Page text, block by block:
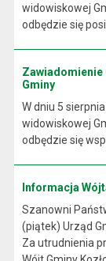
widowiskowej
odbędzie się
Zawiadomienie
Gminy
W dniu 5
widowiskowej
odbędzie się
Informacja
Szanowni
(piątek) Urząd
Za utrudnienia